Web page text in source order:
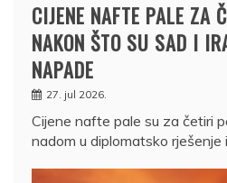
CIJENE NAFTE PALE ZA
NAKON ŠTO SU SAD I
NAPADE
27. jul 2026.
Cijene nafte pale su za četiri
nadom u diplomatsko